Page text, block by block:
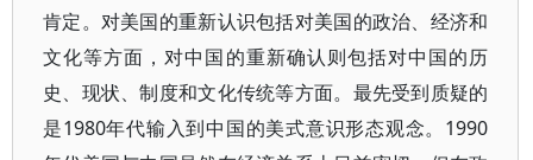
肯定。对美国的重新认识包括对美国的政治、经济和
文化等方面，对中国的重新确认则包括对中国的历
史、现状、制度和文化传统等方面。最先受到质疑的
是1980年代输入到中国的美式意识形态观念。1990